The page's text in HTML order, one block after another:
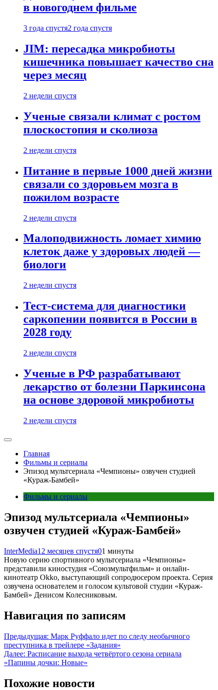
в новогоднем фильме
3 года спустя2 года спустя
JIM: пересадка микробиоты
кишечника повышает качество сна
через месяц
2 недели спустя
Ученые связали климат с ростом
плоскостопия и сколиоза
2 недели спустя
Питание в первые 1000 дней жизни
связали со здоровьем мозга в
пожилом возрасте
2 недели спустя
Малоподвижность ломает химию
клеток даже у здоровых людей —
биологи
2 недели спустя
Тест-система для диагностики
саркопении появится в России в
2028 году
2 недели спустя
Ученые в РФ разрабатывают
лекарство от болезни Паркинсона
на основе здоровой микробиоты
2 недели спустя
Главная
Фильмы и сериалы
Эпизод мультсериала «Чемпионы» озвучен студией
«Кураж-Бамбей»
Фильмы и сериалы
Эпизод мультсериала «Чемпионы»
озвучен студией «Кураж-Бамбей»
InterMedia12 месяцев спустя01 минуты
Новую серию спортивного мультсериала «Чемпионы»
представили киностудия «Союзмультфильм» и онлайн-
кинотеатр Okko, выступающий сопродюсером проекта. Серия
озвучена основателем и голосом культовой студии «Кураж-
Бамбей» Денисом Колесниковым.
Навигация по записям
Предыдущая: Марк Руффало идет по следу необычного
преступника в трейлере «Задания»
Далее: Расписание выхода четвёртого сезона сериала
«Папины дочки: Новые»
Похожие новости